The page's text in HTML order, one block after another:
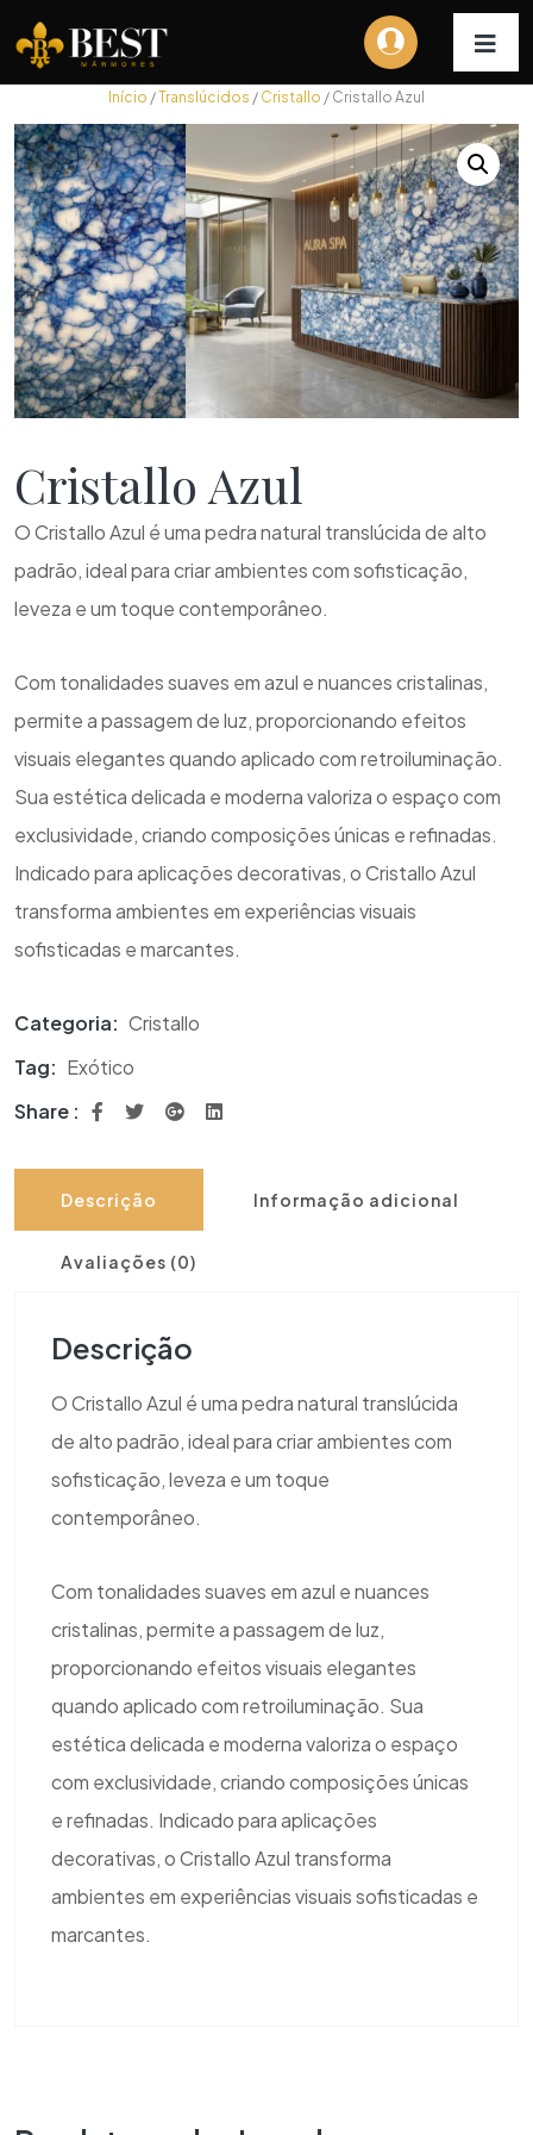
Início /Translúcidos / Cristallo / Cristallo Azul
Cristallo Azul
O Cristallo Azul é uma pedra natural translúcida de alto
padrão, ideal para criar ambientes com sofisticação,
leveza e um toque contemporâneo.
Com tonalidades suaves em azul e nuances cristalinas,
permite a passagem de luz, proporcionando efeitos
visuais elegantes quando aplicado com retroiluminação.
Sua estética delicada e moderna valoriza o espaço com
exclusividade, criando composições únicas e refinadas.
Indicado para aplicações decorativas, o Cristallo Azul
transforma ambientes em experiências visuais
sofisticadas e marcantes.
Categoria: Cristallo
Tag: Exótico
Share :
Descrição Informação adicional
Avaliações (0)
Descrição
O Cristallo Azul é uma pedra natural translúcida
de alto padrão, ideal para criar ambientes com
sofisticação, leveza e um toque
contemporâneo.
Com tonalidades suaves em azul e nuances
cristalinas, permite a passagem de luz,
proporcionando efeitos visuais elegantes
quando aplicado com retroiluminação. Sua
estética delicada e moderna valoriza o espaço
com exclusividade, criando composições únicas
e refinadas. Indicado para aplicações
decorativas, o Cristallo Azul transforma
ambientes em experiências visuais sofisticadas e
marcantes.